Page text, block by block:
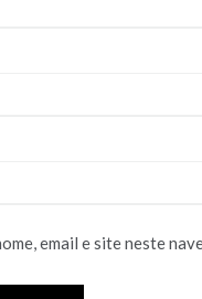
email e site neste